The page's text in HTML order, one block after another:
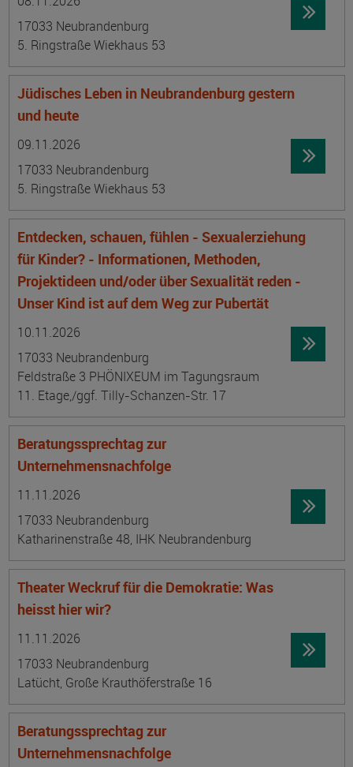
17033 Neubrandenburg
5. Ringstraße Wiekhaus 53
Jüdisches Leben in Neubrandenburg gestern
und heute
09.11.2026
17033 Neubrandenburg
5. Ringstraße Wiekhaus 53
Entdecken, schauen, fühlen - Sexualerziehung
für Kinder? - Informationen, Methoden,
Projektideen und/oder über Sexualität reden -
Unser Kind ist auf dem Weg zur Pubertät
10.11.2026
17033 Neubrandenburg
Feldstraße 3 PHÖNIXEUM im Tagungsraum
11. Etage,/ggf. Tilly-Schanzen-Str. 17
Beratungssprechtag zur
Unternehmensnachfolge
11.11.2026
17033 Neubrandenburg
Katharinenstraße 48, IHK Neubrandenburg
Theater Weckruf für die Demokratie: Was
heisst hier wir?
11.11.2026
17033 Neubrandenburg
Latücht, Große Krauthöferstraße 16
Beratungssprechtag zur
Unternehmensnachfolge